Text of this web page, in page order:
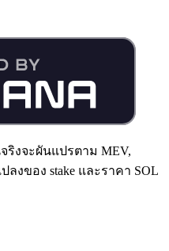
งจะผันแปรตาม MEV,
งของ stake และราคา SOL